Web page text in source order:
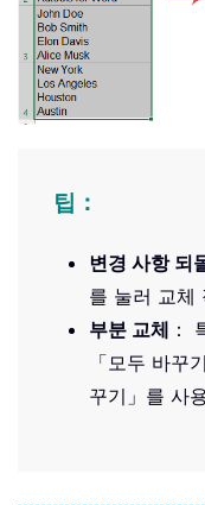
팁：
변경 사항 되
를 눌러 교체
부분 교체 ：
「모두 바꾸
꾸기」를 사